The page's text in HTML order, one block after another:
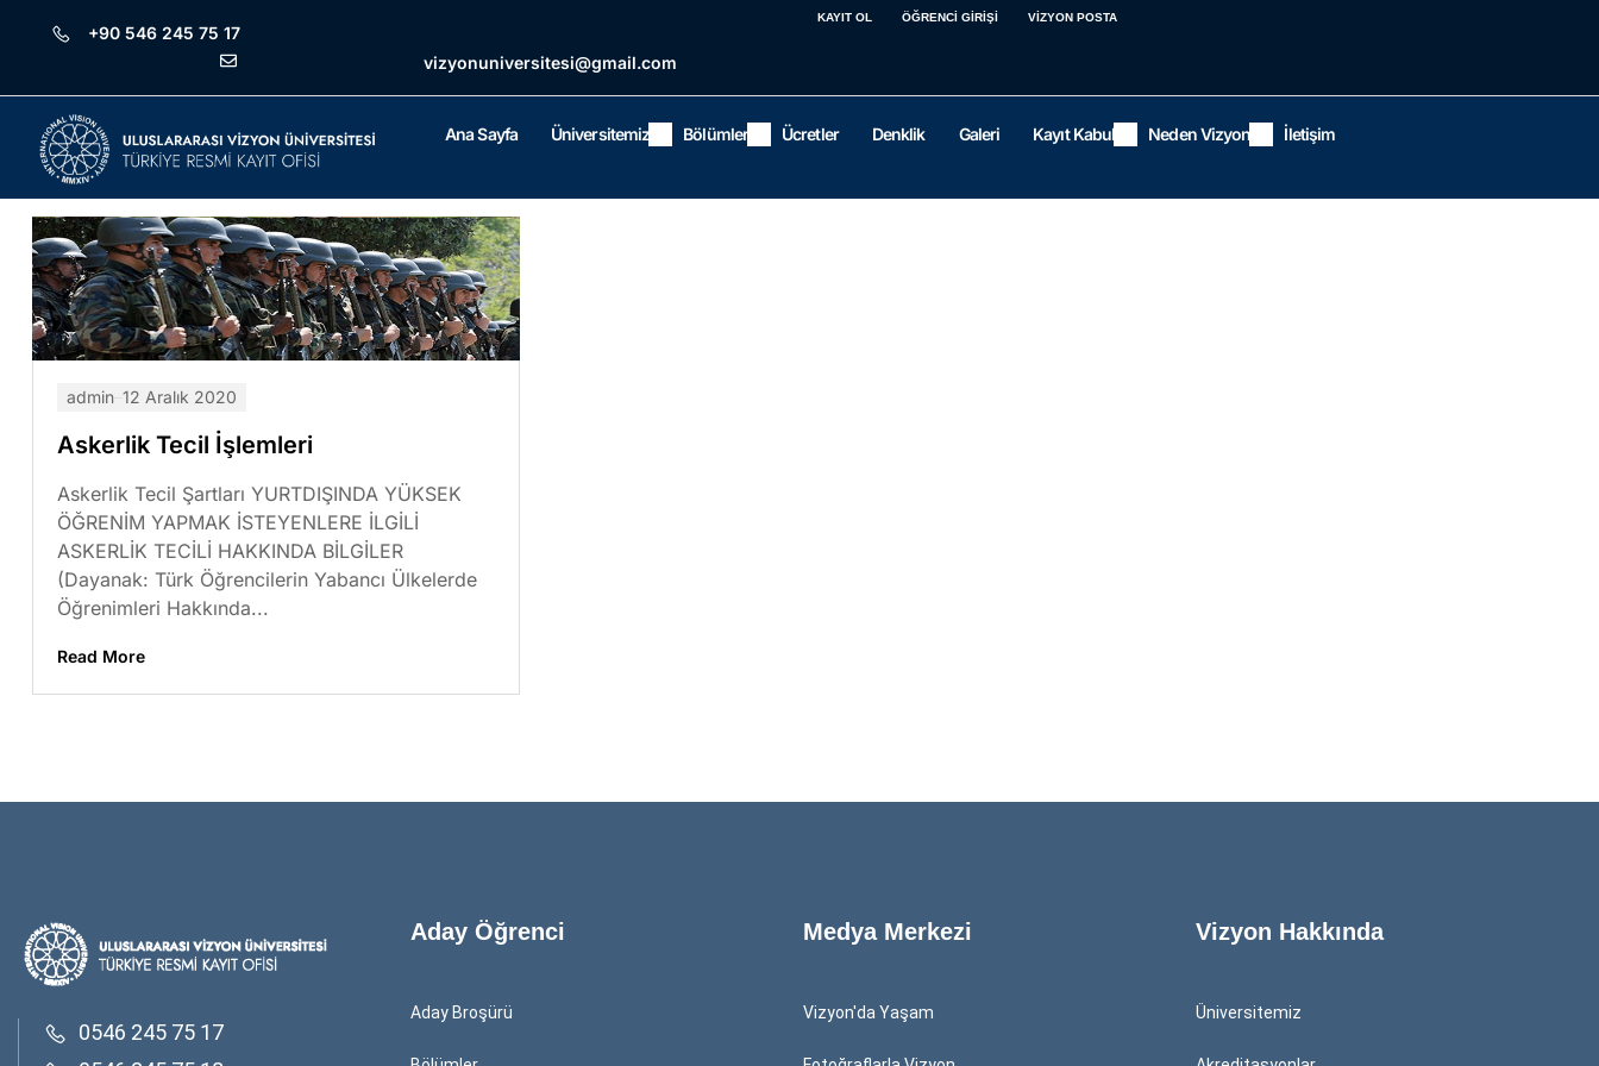
+90 546 245 75 17
vizyonuniversitesi@gmail.com
KAYIT OL ÖĞRENCİ GİRİŞİ VİZYON POSTA
Ana Sayfa Üniversitemiz Bölümler Ücretler Denklik Galeri Kayıt Kabul Neden Vizyon İletişim
admin 12 Aralık 2020
Askerlik Tecil İşlemleri
Askerlik Tecil Şartları YURTDIŞINDA YÜKSEK
ÖĞRENİM YAPMAK İSTEYENLERE İLGİLİ
ASKERLİK TECİLİ HAKKINDA BİLGİLER
(Dayanak: Türk Öğrencilerin Yabancı Ülkelerde
Öğrenimleri Hakkında...
Read More
0546 245 75 17
Aday Öğrenci
Aday Broşürü
Medya Merkezi
Vizyon'da Yaşam
Vizyon Hakkında
Üniversitemiz